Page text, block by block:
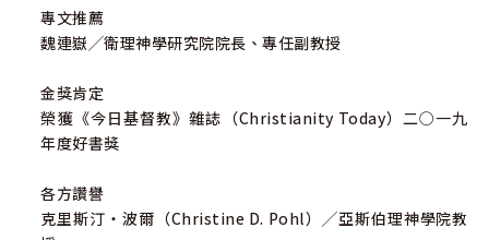
專文推薦
魏連嶽╱衛理神學研究院院長、專任副教授
金獎肯定
榮獲《今日基督教》雜誌（Christianity Today）二○一九
年度好書獎
各方讚譽
克里斯汀‧波爾（Christine D. Pohl）╱亞斯伯理神學院教